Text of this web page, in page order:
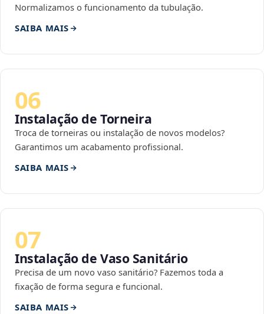
Normalizamos o funcionamento da tubulação.
SAIBA MAIS
06
Instalação de Torneira
Troca de torneiras ou instalação de novos modelos?
Garantimos um acabamento profissional.
SAIBA MAIS
07
Instalação de Vaso Sanitário
Precisa de um novo vaso sanitário? Fazemos toda a
fixação de forma segura e funcional.
SAIBA MAIS